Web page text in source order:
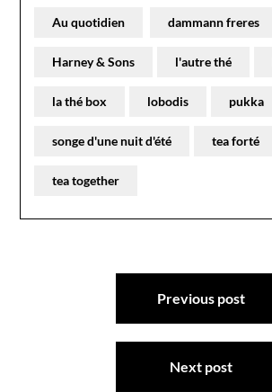
Au quotidien dammann freres
Harney & Sons l'autre thé
la thé box lobodis pukka
songe d'une nuit d'été tea forté
tea together
Navigation
Previous post
Next post